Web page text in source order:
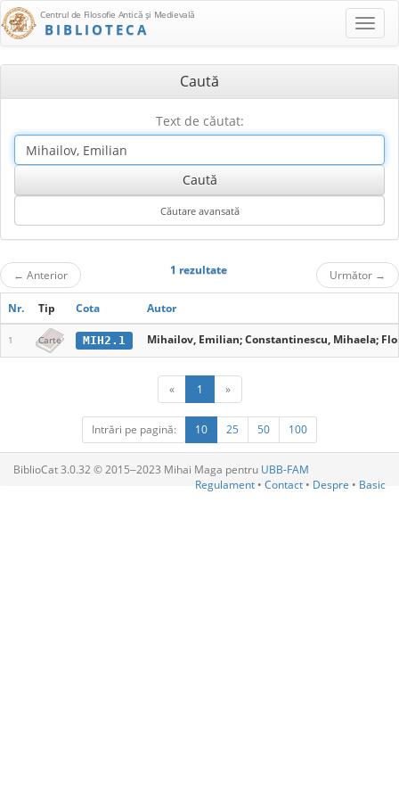
Centrul de Filosofie Antică şi Medievală
BIBLIOTECA
Caută
Text de căutat:
← Anterior 1 rezultate Următor →
Nr. Tip Cota Autor
1 Carte MIH2.1 Mihailov, Emilian; Constantinescu, Mihaela;
« 1 »
Intrări pe pagină: 10 25 50 100
BiblioCat 3.0.32 © 2015‒2023 Mihai Maga pentru UBB-FAM
Regulament • Contact • Despre • Basic